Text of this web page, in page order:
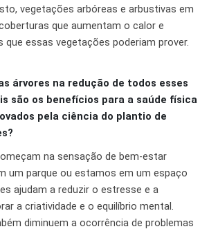
vegetações arbóreas e arbustivas em
que aumentam o calor e
que essas vegetações poderiam prover.
árvores na redução de todos esses
são os benefícios para a saúde física
pela ciência do plantio de
na sensação de bem-estar
um parque ou estamos em um espaço
ajudam a reduzir o estresse e a
a criatividade e o equilíbrio mental.
diminuem a ocorrência de problemas